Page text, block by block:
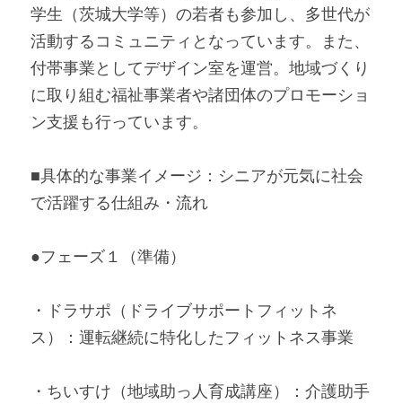
学生（茨城大学等）の若者も参加し、多世代が
活動するコミュニティとなっています。また、
付帯事業としてデザイン室を運営。地域づくり
に取り組む福祉事業者や諸団体のプロモーショ
ン支援も行っています。
■具体的な事業イメージ：シニアが元気に社会
で活躍する仕組み・流れ
●フェーズ１（準備）
・ドラサポ（ドライブサポートフィットネ
ス）：運転継続に特化したフィットネス事業
・ちいすけ（地域助っ人育成講座）：介護助手